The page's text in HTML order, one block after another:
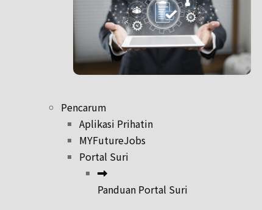
Pencarum
Aplikasi Prihatin
MYFutureJobs
Portal Suri
Panduan Portal Suri